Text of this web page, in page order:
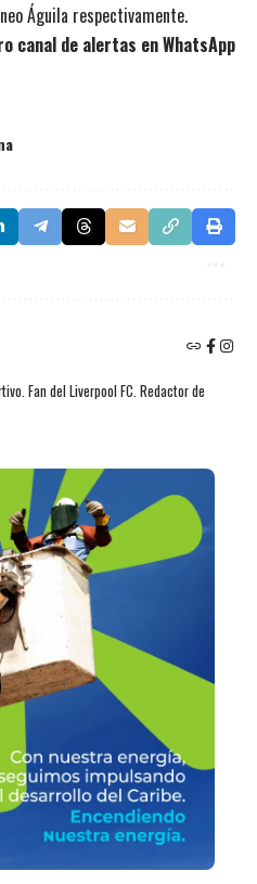
Águila respectivamente.
canal de alertas en WhatsApp
Fan del Liverpool FC. Redactor de